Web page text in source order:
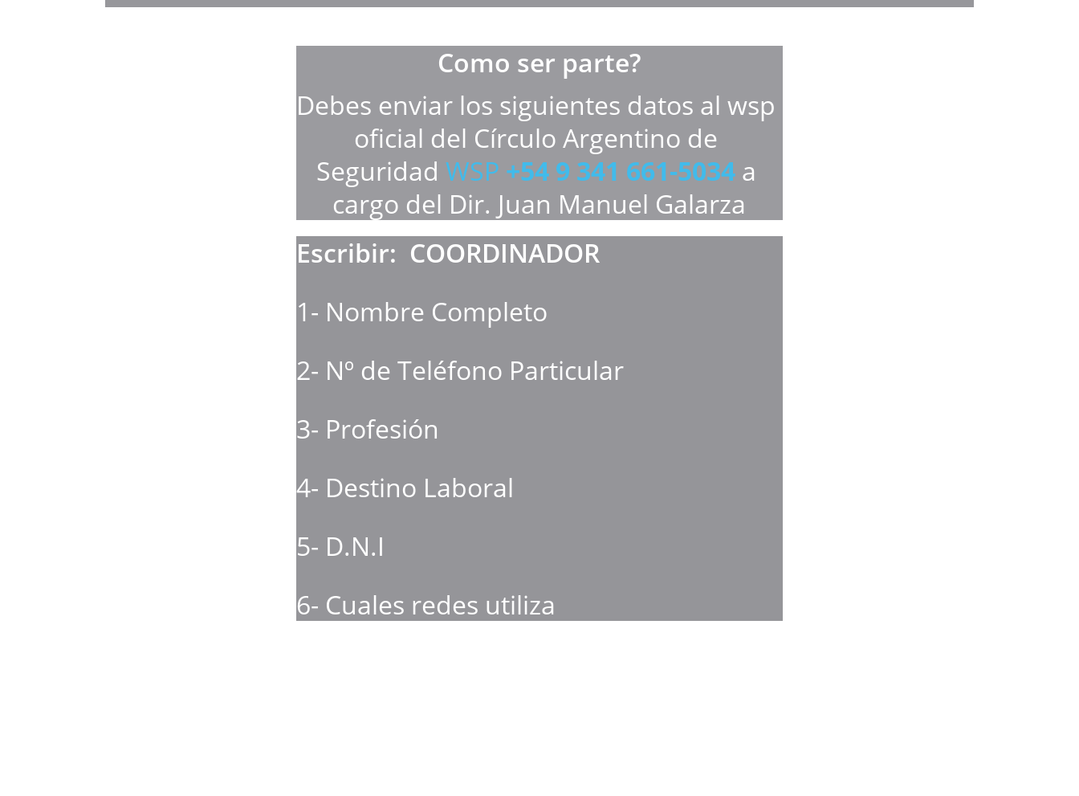
Como ser parte?
Debes enviar los siguientes datos al wsp
oficial del Círculo Argentino de
Seguridad WSP +54 9 341 661-5034 a
cargo del Dir. Juan Manuel Galarza
Escribir:  COORDINADOR
1- Nombre Completo
2- Nº de Teléfono Particular
3- Profesión
4- Destino Laboral
5- D.N.I
6- Cuales redes utiliza